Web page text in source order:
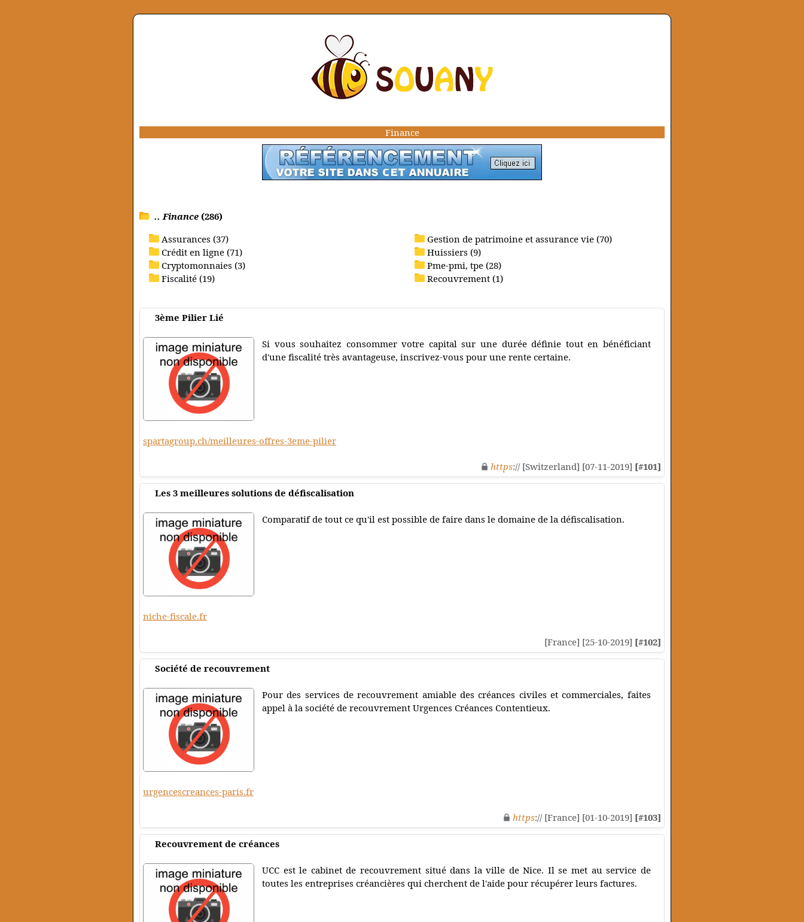
Finance
.. Finance (286)
Assurances (37)
Crédit en ligne (71)
Cryptomonnaies (3)
Fiscalité (19)
Gestion de patrimoine et assurance vie (70)
Huissiers (9)
Pme-pmi, tpe (28)
Recouvrement (1)
3ème Pilier Lié
Si vous souhaitez consommer votre capital sur une durée définie tout en bénéficiant
d'une fiscalité très avantageuse, inscrivez-vous pour une rente certaine.
spartagroup.ch/meilleures-offres-3eme-pilier
https:// [Switzerland] [07-11-2019] [#101]
Les 3 meilleures solutions de défiscalisation
Comparatif de tout ce qu'il est possible de faire dans le domaine de la défiscalisation.
niche-fiscale.fr
[France] [25-10-2019] [#102]
Société de recouvrement
Pour des services de recouvrement amiable des créances civiles et commerciales, faites
appel à la société de recouvrement Urgences Créances Contentieux.
urgencescreances-paris.fr
https:// [France] [01-10-2019] [#103]
Recouvrement de créances
UCC est le cabinet de recouvrement situé dans la ville de Nice. Il se met au service de
toutes les entreprises créancières qui cherchent de l'aide pour récupérer leurs factures.